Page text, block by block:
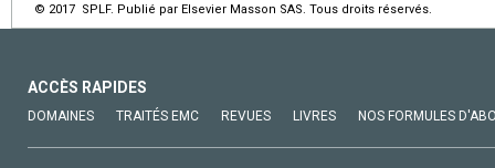
© 2017 SPLF. Publié par Elsevier Masson SAS. Tous droits réservés.
ACCÈS RAPIDES
DOMAINES TRAITÉS EMC REVUES LIVRES NOS FORMULES